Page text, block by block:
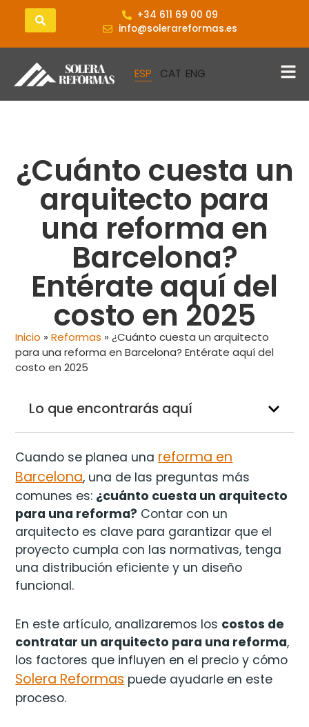
+34 611 69 00 09
info@solerareformas.es
¿Cuánto cuesta un
arquitecto para
una reforma en
Barcelona?
Entérate aquí del
costo en 2025
Inicio »Reformas »¿Cuánto cuesta un arquitecto
para una reforma en Barcelona? Entérate aquí del
costo en 2025
Lo que encontrarás aquí
Cuando se planea una reforma en
Barcelona, una de las preguntas más
comunes es: ¿cuánto cuesta un arquitecto
para una reforma? Contar con un
arquitecto es clave para garantizar que el
proyecto cumpla con las normativas, tenga
una distribución eficiente y un diseño
funcional.
En este artículo, analizaremos los costos de
contratar un arquitecto para una reforma,
los factores que influyen en el precio y cómo
Solera Reformas puede ayudarle en este
proceso.